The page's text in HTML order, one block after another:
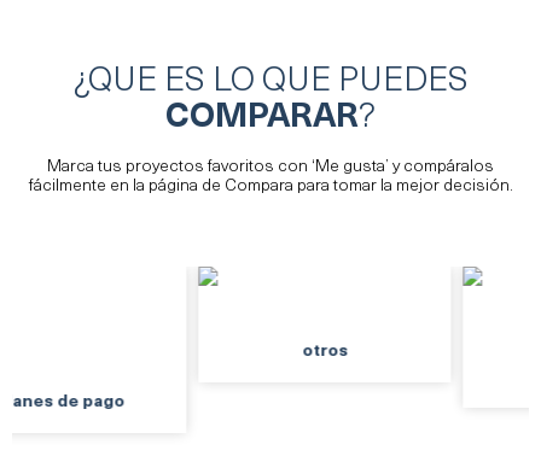
¿QUE ES LO QUE PUEDES
COMPARAR?
Marca tus proyectos favoritos con ‘Me gusta’ y compáralos
fácilmente en la página de Compara para tomar la mejor decisión.